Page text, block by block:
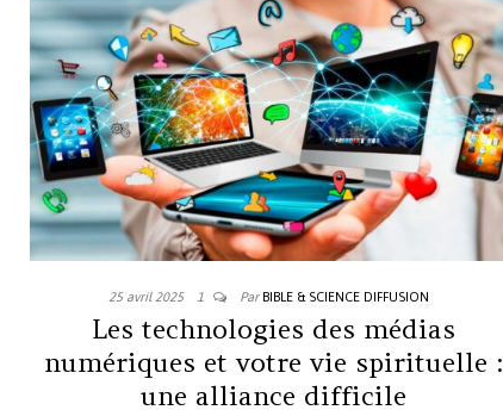
25 avril 2025 1 Par BIBLE & SCIENCE DIFFUSION
Les technologies des médias
numériques et votre vie spirituelle :
une alliance difficile